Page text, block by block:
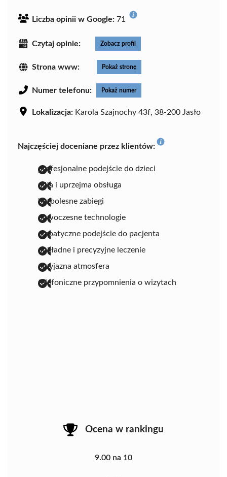
Liczba opinii w Google: 71
Czytaj opinie: Zobacz profil
Strona www: Pokaż stronę
Numer telefonu: Pokaż numer
Lokalizacja: Karola Szajnochy 43f, 38-200 Jasło
Najczęściej doceniane przez klientów:
profesjonalne podejście do dzieci
miła i uprzejma obsługa
bezbolesne zabiegi
nowoczesne technologie
empatyczne podejście do pacjenta
dokładne i precyzyjne leczenie
przyjazna atmosfera
telefoniczne przypomnienia o wizytach
Ocena w rankingu
9.00 na 10